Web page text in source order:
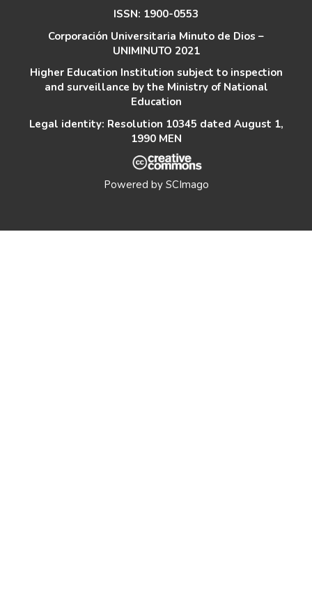
ISSN: 1900-0553
Corporación Universitaria Minuto de Dios –
UNIMINUTO 2021
Higher Education Institution subject to inspection
and surveillance by the Ministry of National
Education
Legal identity: Resolution 10345 dated August 1,
1990 MEN
Powered by SCImago